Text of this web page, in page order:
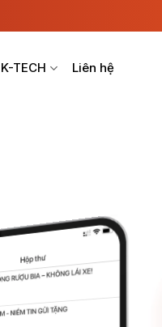
TECH Liên hệ